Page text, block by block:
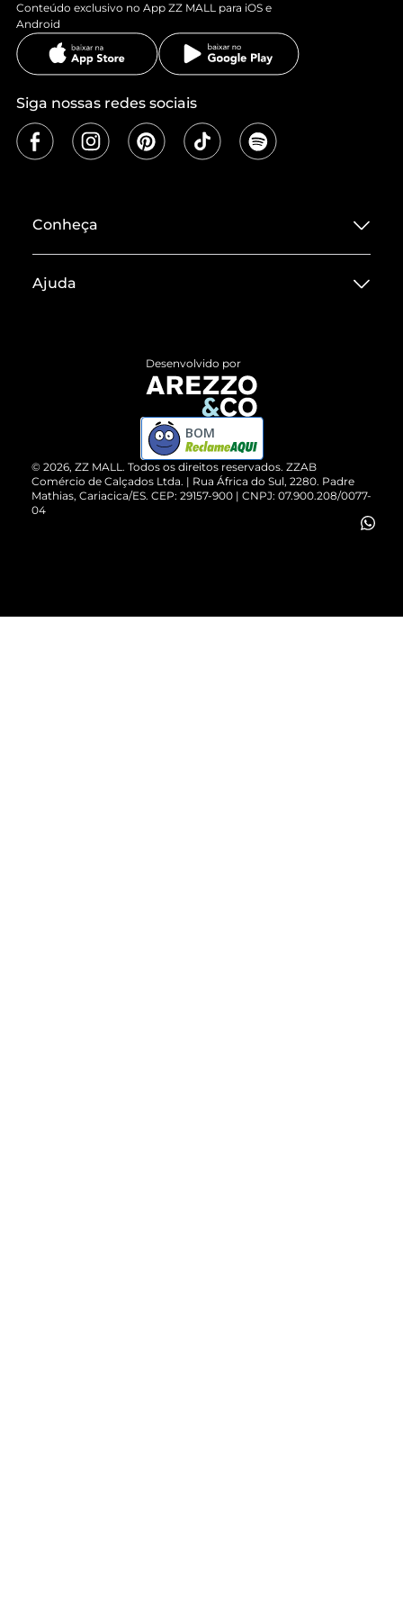
Conteúdo exclusivo no App ZZ MALL para iOS e
Android
Siga nossas redes sociais
Conheça
Termos de Uso
ZZ MALL é confiável
Cartão Presente
Vendas Corporativas
Ajuda
Devolução do Produto
Compre pelo WhatsApp
© 2026, ZZ MALL. Todos os direitos reservados. ZZAB
Comércio de Calçados Ltda. | Rua África do Sul, 2280. Padre
Mathias, Cariacica/ES. CEP: 29157-900 | CNPJ: 07.900.208/0077-
04
Desenvolvido por
BOM